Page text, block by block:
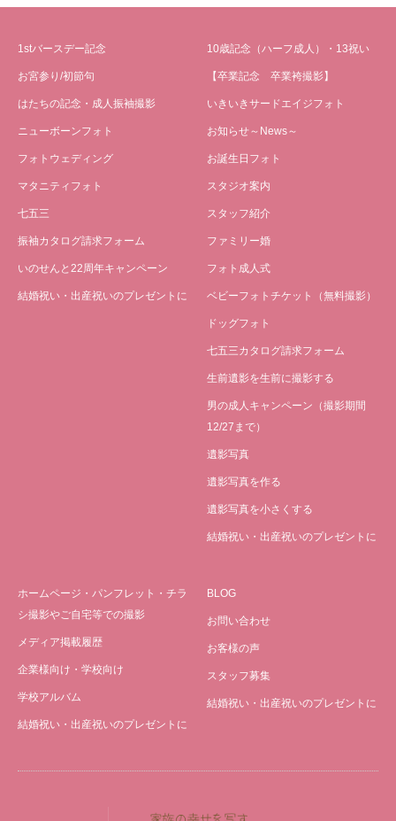
1stバースデー記念
お宮参り/初節句
はたちの記念・成人振袖撮影
ニューボーンフォト
フォトウェディング
マタニティフォト
七五三
振袖カタログ請求フォーム
いのせんと22周年キャンペーン
結婚祝い・出産祝いのプレゼントに
10歳記念（ハーフ成人）・13祝い
【卒業記念 卒業袴撮影】
いきいきサードエイジフォト
お知らせ～News～
お誕生日フォト
スタジオ案内
スタッフ紹介
ファミリー婚
フォト成人式
ベビーフォトチケット（無料撮影）
ドッグフォト
七五三カタログ請求フォーム
生前遺影を生前に撮影する
男の成人キャンペーン（撮影期間
12/27まで）
遺影写真
遺影写真を作る
遺影写真を小さくする
結婚祝い・出産祝いのプレゼントに
ホームページ・パンフレット・チラ
シ撮影やご自宅等での撮影
メディア掲載履歴
企業様向け・学校向け
学校アルバム
結婚祝い・出産祝いのプレゼントに
BLOG
お問い合わせ
お客様の声
スタッフ募集
結婚祝い・出産祝いのプレゼントに